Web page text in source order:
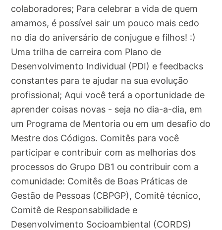
colaboradores; Para celebrar a vida de quem
amamos, é possível sair um pouco mais cedo
no dia do aniversário de conjugue e filhos! :)
Uma trilha de carreira com Plano de
Desenvolvimento Individual (PDI) e feedbacks
constantes para te ajudar na sua evolução
profissional; Aqui você terá a oportunidade de
aprender coisas novas - seja no dia-a-dia, em
um Programa de Mentoria ou em um desafio do
Mestre dos Códigos. Comitês para você
participar e contribuir com as melhorias dos
processos do Grupo DB1 ou contribuir com a
comunidade: Comitês de Boas Práticas de
Gestão de Pessoas (CBPGP), Comitê técnico,
Comitê de Responsabilidade e
Desenvolvimento Socioambiental (CORDS)